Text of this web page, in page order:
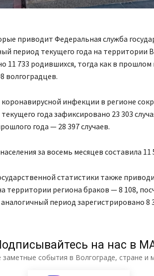
приводит Федеральная служба
период текущего года на территории
11 733 родившихся, тогда как в прошлом
волгоградцев.
инфекции в регионе
текущего года зафиксировано 23 303
года — 28 397 случаев.
за восемь месяцев составила 11
статистики также
территории региона браков — 8 108,
период зарегистрировано 8
на нас в
заметные события в Волгограде, стране и